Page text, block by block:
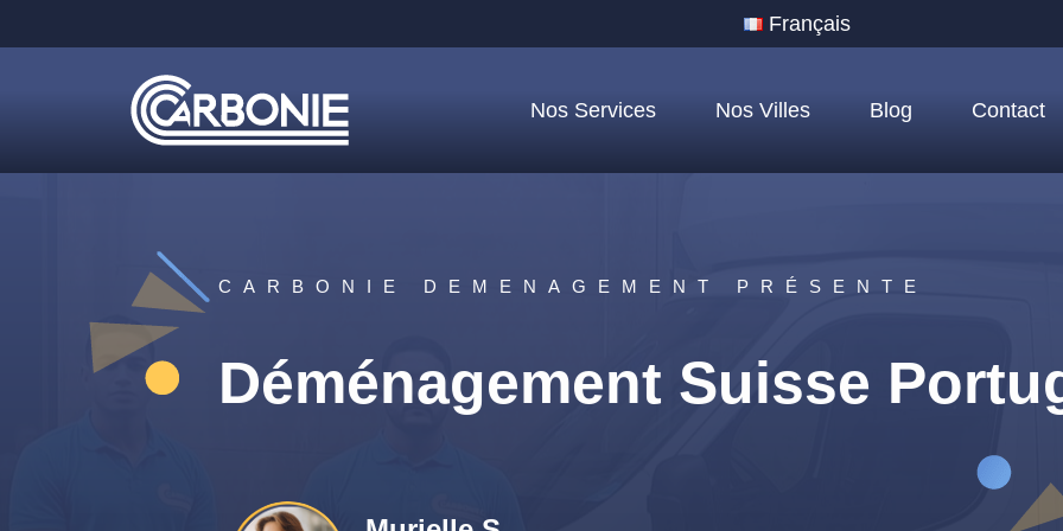
Français
Nos Services Nos Villes Blog Contact
CARBONIE DEMENAGEMENT PRÉSENTE
Déménagement Suisse